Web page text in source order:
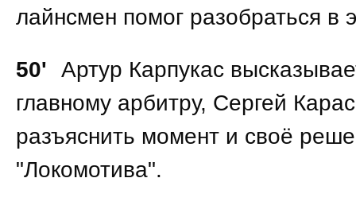
лайнсмен помог разобраться в
50'
Артур Карпукас
главному арбитру, Сергей
разъяснить момент и своё
"Локомотива".